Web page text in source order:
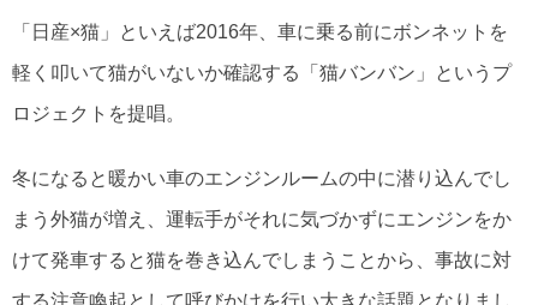
「日産×猫」といえば2016年、車に乗る前にボンネットを
軽く叩いて猫がいないか確認する「猫バンバン」というプ
ロジェクトを提唱。
冬になると暖かい車のエンジンルームの中に潜り込んでし
まう外猫が増え、運転手がそれに気づかずにエンジンをか
けて発車すると猫を巻き込んでしまうことから、事故に対